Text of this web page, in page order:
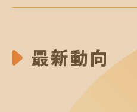
最新動向